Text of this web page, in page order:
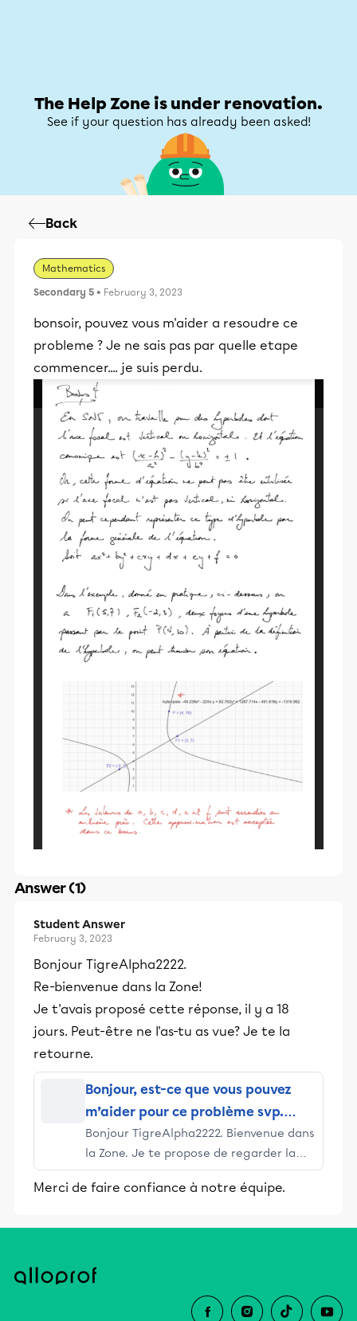
The Help Zone is under renovation.
See if your question has already been asked!
Back
Mathematics
Secondary 5 • February 3, 2023
bonsoir, pouvez vous m'aider a resoudre ce
probleme ? Je ne sais pas par quelle etape
commencer.... je suis perdu.
Answer (1)
Student Answer
February 3, 2023
Bonjour TigreAlpha2222.
Re-bienvenue dans la Zone!
Je t'avais proposé cette réponse, il y a 18
jours. Peut-être ne l'as-tu as vue? Je te la
retourne.
Bonjour, est-ce que vous pouvez
m’aider pour ce problème svp.
Merci !
Bonjour TigreAlpha2222. Bienvenue dans
la Zone. Je te propose de regarder la
réponse que j'ai fournie à un élève ce
matin pour une question semblable,
hyperbole est oblique mais je crois que
être plus compliquée. Je te laisse t'en
inspirer. Reviens nous voir au besoin.
Merci d’avoir fait appel à nos services et
Merci de faire confiance à notre équipe.